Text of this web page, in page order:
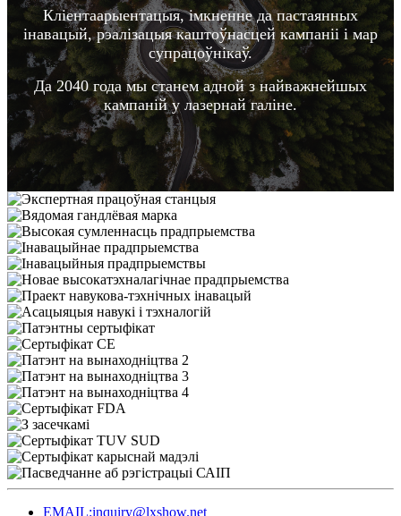
Кліентаарыентацыя, імкненне да пастаянных
інавацый, рэалізацыя каштоўнасцей кампаніі і мар
супрацоўнікаў.
Да 2040 года мы станем адной з найважнейшых
кампаній у лазернай галіне.
EMAIL:inquiry@lxshow.net